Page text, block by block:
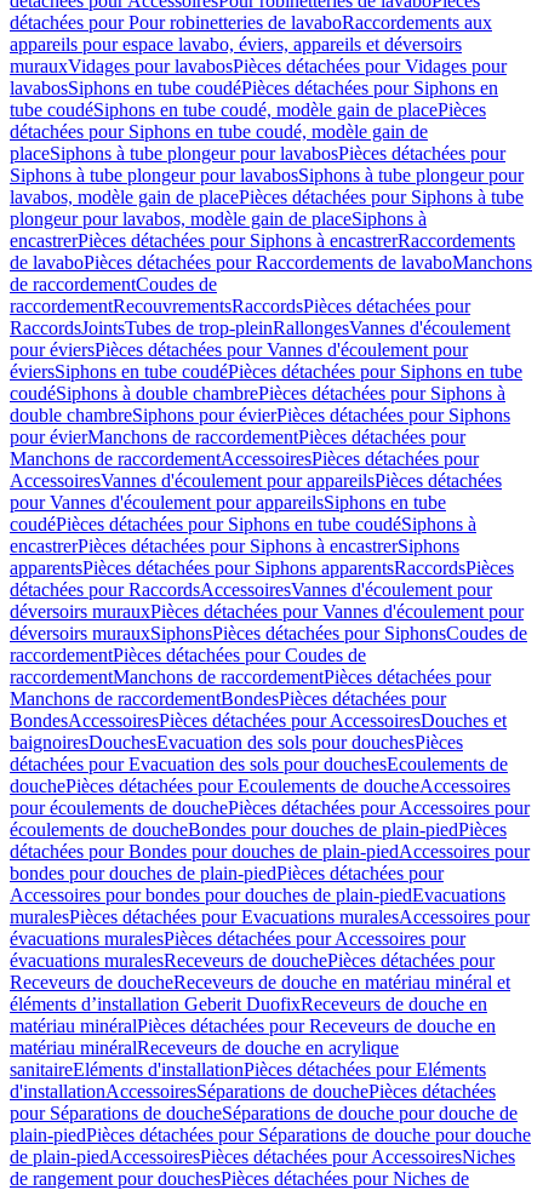
détachées pour Pour robinetteries de lavaboRaccordements aux
appareils pour espace lavabo, éviers, appareils et déversoirs
murauxVidages pour lavabosPièces détachées pour Vidages pour
lavabosSiphons en tube coudéPièces détachées pour Siphons en
tube coudéSiphons en tube coudé, modèle gain de placePièces
détachées pour Siphons en tube coudé, modèle gain de
placeSiphons à tube plongeur pour lavabosPièces détachées pour
Siphons à tube plongeur pour lavabosSiphons à tube plongeur pour
lavabos, modèle gain de placePièces détachées pour Siphons à tube
plongeur pour lavabos, modèle gain de placeSiphons à
encastrerPièces détachées pour Siphons à encastrerRaccordements
de lavaboPièces détachées pour Raccordements de lavaboManchons
de raccordementCoudes de
raccordementRecouvrementsRaccordsPièces détachées pour
RaccordsJointsTubes de trop-pleinRallongesVannes d'écoulement
pour éviersPièces détachées pour Vannes d'écoulement pour
éviersSiphons en tube coudéPièces détachées pour Siphons en tube
coudéSiphons à double chambrePièces détachées pour Siphons à
double chambreSiphons pour évierPièces détachées pour Siphons
pour évierManchons de raccordementPièces détachées pour
Manchons de raccordementAccessoiresPièces détachées pour
AccessoiresVannes d'écoulement pour appareilsPièces détachées
pour Vannes d'écoulement pour appareilsSiphons en tube
coudéPièces détachées pour Siphons en tube coudéSiphons à
encastrerPièces détachées pour Siphons à encastrerSiphons
apparentsPièces détachées pour Siphons apparentsRaccordsPièces
détachées pour RaccordsAccessoiresVannes d'écoulement pour
déversoirs murauxPièces détachées pour Vannes d'écoulement pour
déversoirs murauxSiphonsPièces détachées pour SiphonsCoudes de
raccordementPièces détachées pour Coudes de
raccordementManchons de raccordementPièces détachées pour
Manchons de raccordementBondesPièces détachées pour
BondesAccessoiresPièces détachées pour AccessoiresDouches et
baignoiresDouchesEvacuation des sols pour douchesPièces
détachées pour Evacuation des sols pour douchesEcoulements de
douchePièces détachées pour Ecoulements de doucheAccessoires
pour écoulements de douchePièces détachées pour Accessoires pour
écoulements de doucheBondes pour douches de plain-piedPièces
détachées pour Bondes pour douches de plain-piedAccessoires pour
bondes pour douches de plain-piedPièces détachées pour
Accessoires pour bondes pour douches de plain-piedEvacuations
muralesPièces détachées pour Evacuations muralesAccessoires pour
évacuations muralesPièces détachées pour Accessoires pour
évacuations muralesReceveurs de douchePièces détachées pour
Receveurs de doucheReceveurs de douche en matériau minéral et
éléments d’installation Geberit DuofixReceveurs de douche en
matériau minéralPièces détachées pour Receveurs de douche en
matériau minéralReceveurs de douche en acrylique
sanitaireEléments d'installationPièces détachées pour Eléments
d'installationAccessoiresSéparations de douchePièces détachées
pour Séparations de doucheSéparations de douche pour douche de
plain-piedPièces détachées pour Séparations de douche pour douche
de plain-piedAccessoiresPièces détachées pour AccessoiresNiches
de rangement pour douchesPièces détachées pour Niches de